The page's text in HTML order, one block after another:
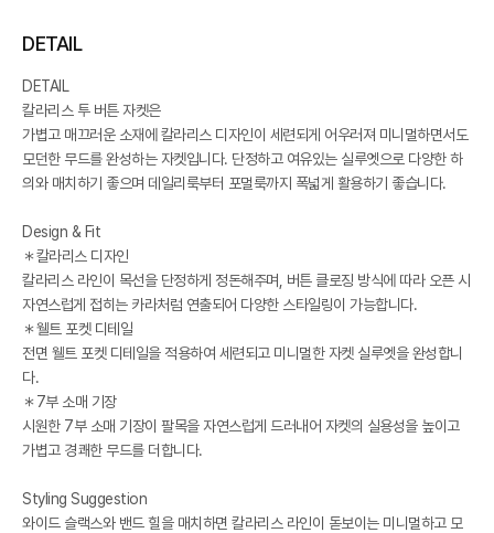
DETAIL
DETAIL
칼라리스 투 버튼 자켓은
가볍고 매끄러운 소재에 칼라리스 디자인이 세련되게 어우러져 미니멀하면서도
모던한 무드를 완성하는 자켓입니다. 단정하고 여유있는 실루엣으로 다양한 하
의와 매치하기 좋으며 데일리룩부터 포멀룩까지 폭넓게 활용하기 좋습니다.
Design & Fit
＊칼라리스 디자인
칼라리스 라인이 목선을 단정하게 정돈해주며, 버튼 클로징 방식에 따라 오픈 시
자연스럽게 접히는 카라처럼 연출되어 다양한 스타일링이 가능합니다.
＊웰트 포켓 디테일
전면 웰트 포켓 디테일을 적용하여 세련되고 미니멀한 자켓 실루엣을 완성합니
다.
＊7부 소매 기장
시원한 7부 소매 기장이 팔목을 자연스럽게 드러내어 자켓의 실용성을 높이고
가볍고 경쾌한 무드를 더합니다.
Styling Suggestion
와이드 슬랙스와 밴드 힐을 매치하면 칼라리스 라인이 돋보이는 미니멀하고 모